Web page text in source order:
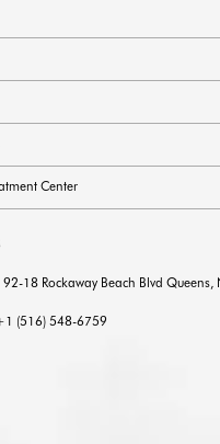
Center
92-18 Rockaway Beach Blvd Queens,
(516) 548-6759